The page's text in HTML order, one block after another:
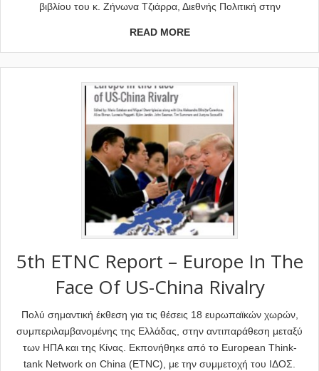
βιβλίου του κ. Ζήνωνα Τζιάρρα, Διεθνής Πολιτική στην
READ MORE
5th ETNC Report – Europe In The
Face Of US-China Rivalry
Πολύ σημαντική έκθεση για τις θέσεις 18 ευρωπαϊκών χωρών,
συμπεριλαμβανομένης της Ελλάδας, στην αντιπαράθεση μεταξύ
των ΗΠΑ και της Κίνας. Εκπονήθηκε από το European Think-
tank Network on China (ETNC), με την συμμετοχή του ΙΔΟΣ.